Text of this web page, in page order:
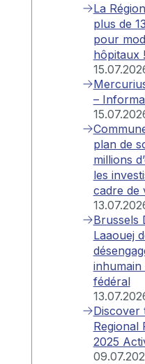
La
plus de
pour
hôpitaux !
–
plan de
millions
les
cadre de
Brussels
Laaouej
fédéral
Discover
Regional
2025